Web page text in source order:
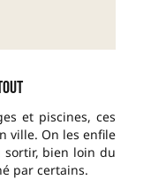
et piscines, ces
ville. On les enfile
sortir, bien loin du
par certains.